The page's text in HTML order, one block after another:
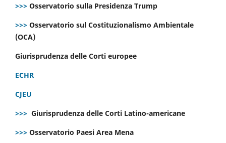
>>> Osservatorio sulla Presidenza Trump
>>> Osservatorio sul Costituzionalismo Ambientale
(OCA)
Giurisprudenza delle Corti europee
ECHR
CJEU
>>> Giurisprudenza delle Corti Latino-americane
>>> Osservatorio Paesi Area Mena